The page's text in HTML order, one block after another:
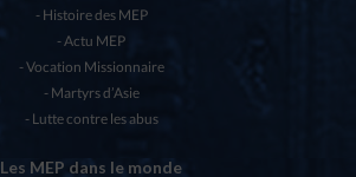
Histoire des MEP
Actu MEP
Vocation Missionnaire
Martyrs d’Asie
Lutte contre les abus
Les MEP dans le monde